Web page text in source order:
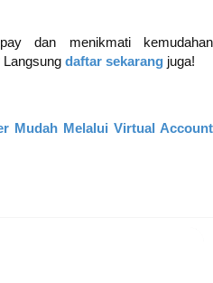
dan menikmati kemudahan
Langsung daftar sekarang juga!
Mudah Melalui Virtual Account